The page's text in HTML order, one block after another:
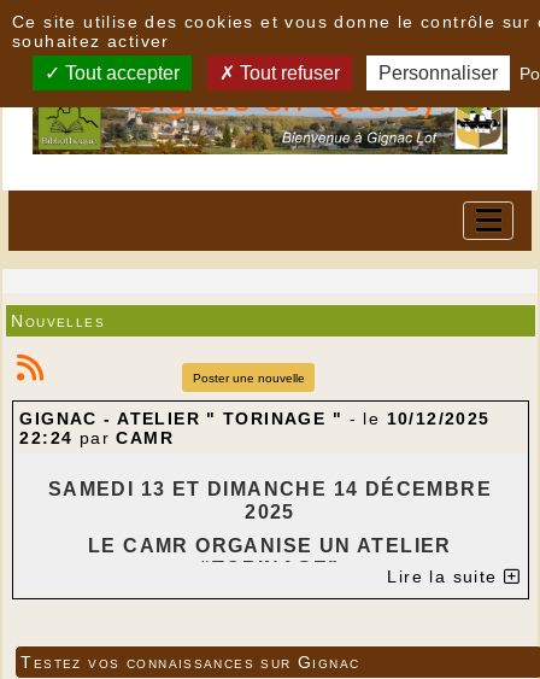
Nouvelles
Poster une nouvelle
GIGNAC - ATELIER " TORINAGE " - le 10/12/2025
22:24 parCAMR
SAMEDI 13 ET DIMANCHE 14 DÉCEMBRE
2025
LE CAMR ORGANISE UN ATELIER
“TORINAGE”
DANS LA SALLE DES ASSOCIATIONS À
---
Lire la suite
Testez vos connaissances sur Gignac
Ce site utilise des cookies et vous donne le contrôle sur
souhaitez activer
Tout accepter Tout refuser Personnaliser